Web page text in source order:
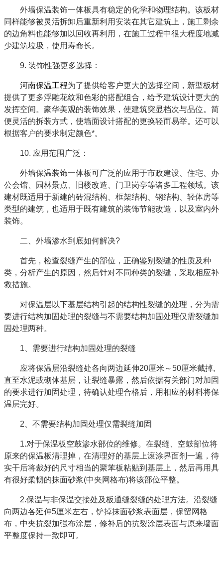
外墙保温装饰一体板具有稳定的化学和物理结构。该板材
同样能够被灵活拆卸后重新利用安装在其它建筑上，施工剩余
的边角料也能够加以回收再利用，在施工过程中很大程度地减
少建筑垃圾，使用寿命长。
9. 装饰性强更多选择：
河南保温工程为了提供给客户更大的选择空间，新型板材
提供了更多浮雕花纹和色彩的搭配组合，给予建筑设计更大的
发挥空间。豪华美观的装饰效果，使建筑突显档次与品位。简
便灵活的拆装方式，使墙面设计搭配的更换轻而易举。还可以
根据客户的要求制定颜色*。
10. 应用范围广泛：
外墙保温装饰一体板可广泛的应用于市政建设、住宅、办
公会馆、园林景点、旧楼改造、门卫岗亭等诸多工程领域。该
建材既适用于新建的砖混结构、框架结构、钢结构、轻体房等
类型的建筑，也适用于既有建筑的装饰节能改造，以及室内外
装饰。
二、外墙渗水到底如何解决?
首先，检查裂缝产生的部位，正确鉴别裂缝的性质及种
类，分析产生的原因，然后针对不同种类的裂缝，采取相应补
救措施。
对保温层以下基层结构引起的结构性裂缝的处理，分为需
要进行结构加固处理的裂缝与不需要结构加固处理仅需裂缝加
固处理两种。
1、需要进行结构加固处理的裂缝
应将保温层沿裂缝处各向两边延伸20厘米～50厘米截掉,
直至水泥或砌体基层，让裂缝暴露，然后依据有关部门对加固
的要求进行加固处理，待确认处理合格后，用相应的材料将保
温层完好。
2、不需要结构加固处理仅需裂缝加固
1.对于保温板空鼓渗水部位的维修。在裂缝、空鼓部位将
原来的保温板清理掉，在清理好的基层上滚涂界面剂一遍，待
实干后将裁好的尺寸相当的聚苯板粘贴到基层上，然后再用具
有很好柔韧的抹面砂浆(中夹网格布)将该部位平整。
2.保温与非保温交接处及板通缝裂缝的处理方法。沿裂缝
向两边各延伸5厘米左右，铲掉抹面砂浆表面层，保留网格
布，中夹抗裂加强布涂层，修补后的抗裂涂层表面与原来墙面
平整度保持一致即可。